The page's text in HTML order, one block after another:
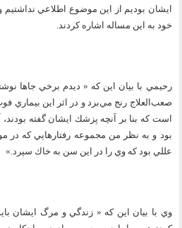
ايشان بوديم از اين موضوع اطلاعي
خود به اين مساله اشاره كردند.
رحيمي با بيان اين كه « ديدم برخي جاها
صعب‌العلاج رنج مي‌برد و در اثر اين
است كه بنا بر آنچه پزشك ايشان گفته بودند،
بود و به نظر من مجموعه رفتارهايي كه در
عللي بود كه وي را در اين سن به خاك سپرد.»
وي با بيان اين كه « زندگي و مرگ ايشان